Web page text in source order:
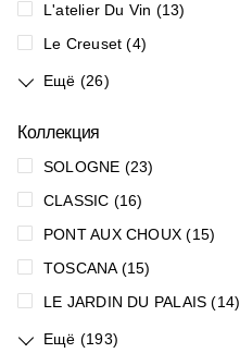
L'atelier Du Vin (13)
Le Creuset (4)
Ещё (26)
Коллекция
SOLOGNE (23)
CLASSIC (16)
PONT AUX CHOUX (15)
TOSCANA (15)
LE JARDIN DU PALAIS (14)
Ещё (193)